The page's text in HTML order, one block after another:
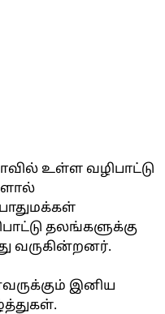
உள்ள வழிபாட்டு
தலங்களுக்கு
வருகின்றனர்.
இனிய